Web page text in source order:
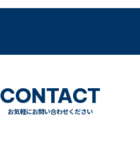
CONTACT
お気軽にお問い合わせください